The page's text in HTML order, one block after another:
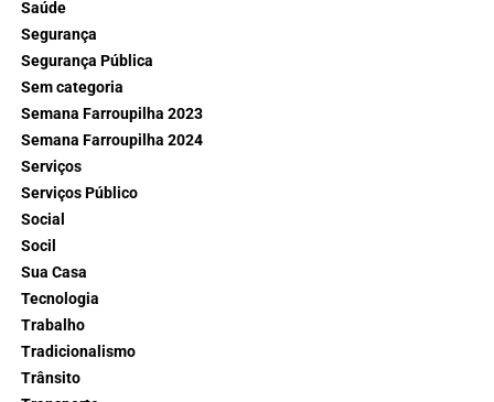
Saúde
Segurança
Segurança Pública
Sem categoria
Semana Farroupilha 2023
Semana Farroupilha 2024
Serviços
Serviços Público
Social
Socil
Sua Casa
Tecnologia
Trabalho
Tradicionalismo
Trânsito